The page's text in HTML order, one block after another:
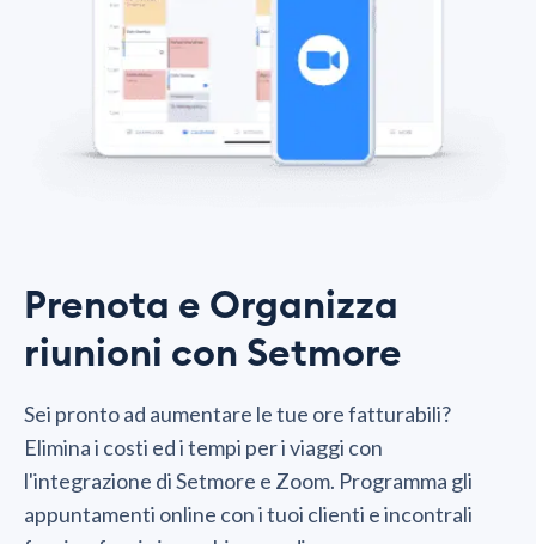
Prenota e Organizza
riunioni con Setmore
Sei pronto ad aumentare le tue ore fatturabili?
Elimina i costi ed i tempi per i viaggi con
l'integrazione di Setmore e Zoom. Programma gli
appuntamenti online con i tuoi clienti e incontrali